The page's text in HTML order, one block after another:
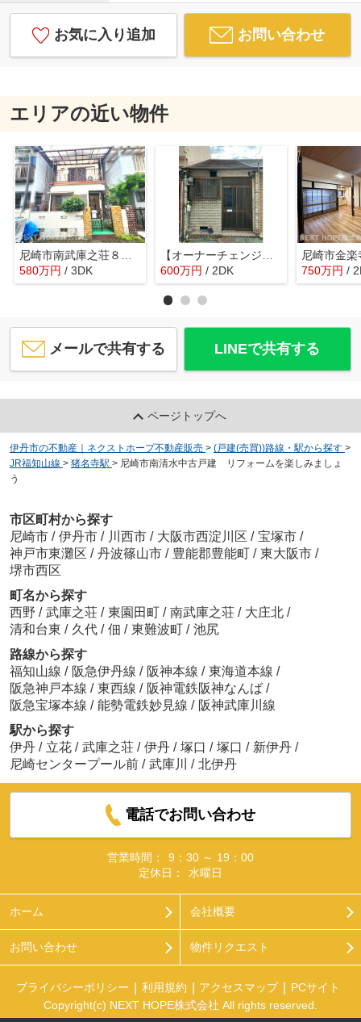
お気に入り追加 お問い合わせ
エリアの近い物件
尼崎市南武庫之荘８丁目中古戸建
580万円 / 3DK
【オーナーチェンジ物件】立花テラスハウス
600万円 / 2DK 750万円 /
メールで共有する LINEで共有する
ページトップへ
伊丹市の不動産｜ネクストホープ不動産販売 > (戸建(売買))路線・駅から探す >
JR福知山線 > 猪名寺駅 > 尼崎市南清水中古戸建 リフォームを楽しみましょ
う
市区町村から探す
尼崎市 / 伊丹市 / 川西市 / 大阪市西淀川区 / 宝塚市 /
神戸市東灘区 / 丹波篠山市 / 豊能郡豊能町 / 東大阪市 /
堺市西区
町名から探す
西野 / 武庫之荘 / 東園田町 / 南武庫之荘 / 大庄北 /
清和台東 / 久代 / 佃 / 東難波町 / 池尻
路線から探す
福知山線 / 阪急伊丹線 / 阪神本線 / 東海道本線 /
阪急神戸本線 / 東西線 / 阪神電鉄阪神なんば /
阪急宝塚本線 / 能勢電鉄妙見線 / 阪神武庫川線
駅から探す
伊丹 / 立花 / 武庫之荘 / 伊丹 / 塚口 / 塚口 / 新伊丹 /
尼崎センタープール前 / 武庫川 / 北伊丹
電話でお問い合わせ
営業時間：
9：30 ～ 19：00
定休日：
水曜日
ホーム 会社概要
お問い合わせ 物件リクエスト
プライバシーポリシー 利用規約 アクセスマップ
PCサイト
Copyright(c) NEXT HOPE株式会社 All rights reserved.